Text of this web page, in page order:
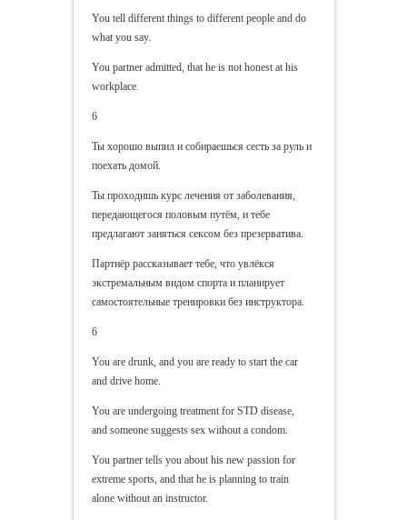
You tell different things to different people and do
what you say.
You partner admitted, that he is not honest at his
workplace.
6
Ты хорошо выпил и собираешься сесть за руль и
поехать домой.
Ты проходишь курс лечения от заболевания,
передающегося половым путём, и тебе
предлагают заняться сексом без презерватива.
Партнёр рассказывает тебе, что увлёкся
экстремальным видом спорта и планирует
самостоятельные тренировки без инструктора.
6
You are drunk, and you are ready to start the car
and drive home.
You are undergoing treatment for STD disease,
and someone suggests sex without a condom.
You partner tells you about his new passion for
extreme sports, and that he is planning to train
alone without an instructor.